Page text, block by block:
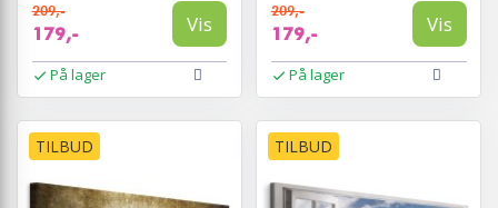
209,-
179,- Vis
På lager
209,-
179,- Vis
På lager
TILBUD TILBUD